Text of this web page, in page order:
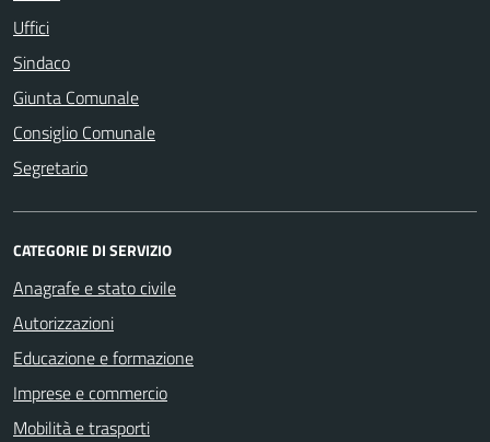
Uffici
Sindaco
Giunta Comunale
Consiglio Comunale
Segretario
CATEGORIE DI SERVIZIO
Anagrafe e stato civile
Autorizzazioni
Educazione e formazione
Imprese e commercio
Mobilità e trasporti